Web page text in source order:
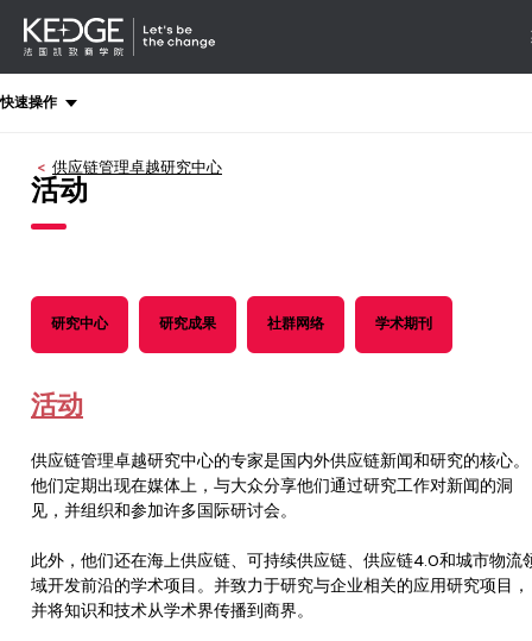
Kedge
Business
School
快速操作
供应链管理卓越研究中心
活动
研究中心 研究成果 社群网络 学术期刊
活动
供应链管理卓越研究中心的专家是国内外供应链新闻和研究的核心。
他们定期出现在媒体上，与大众分享他们通过研究工作对新闻的洞
见，并组织和参加许多国际研讨会。
此外，他们还在海上供应链、可持续供应链、供应链4.0和城市物流
域开发前沿的学术项目。并致力于研究与企业相关的应用研究项目，
并将知识和技术从学术界传播到商界。